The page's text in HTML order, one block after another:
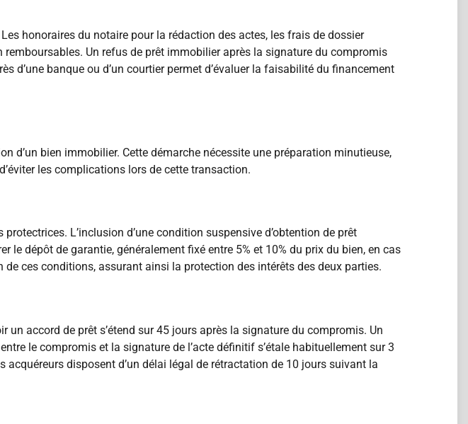
honoraires du notaire pour la rédaction des actes, les frais de dossier
Un refus de prêt immobilier après la signature du compromis
d’une banque ou d’un courtier permet d’évaluer la faisabilité du financement
d’un bien immobilier. Cette démarche nécessite une préparation minutieuse,
les complications lors de cette transaction.
L’inclusion d’une condition suspensive d’obtention de prêt
le dépôt de garantie, généralement fixé entre 5% et 10% du prix du bien, en cas
ces conditions, assurant ainsi la protection des intérêts des deux parties.
un accord de prêt s’étend sur 45 jours après la signature du compromis. Un
le compromis et la signature de l’acte définitif s’étale habituellement sur 3
disposent d’un délai légal de rétractation de 10 jours suivant la